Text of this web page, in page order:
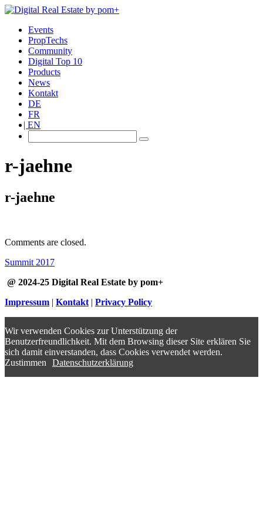
Events
PropTechs
Community
Digital Top 10
Products
News
Kontakt
DE
FR
EN
r-jaehne
r-jaehne
Comments are closed.
Summit 2017
@ 2024-25 Digital Real Estate by pom+
Impressum | Kontakt | Privacy Policy
Wir verwenden Cookies zur Unterstützung der
Benutzerfreundlichkeit. Mit dem Browsing dieser Site erklären Sie
sich damit einverstanden, dass Cookies verwendet werden.
Zustimmen
Datenschutzerklärung